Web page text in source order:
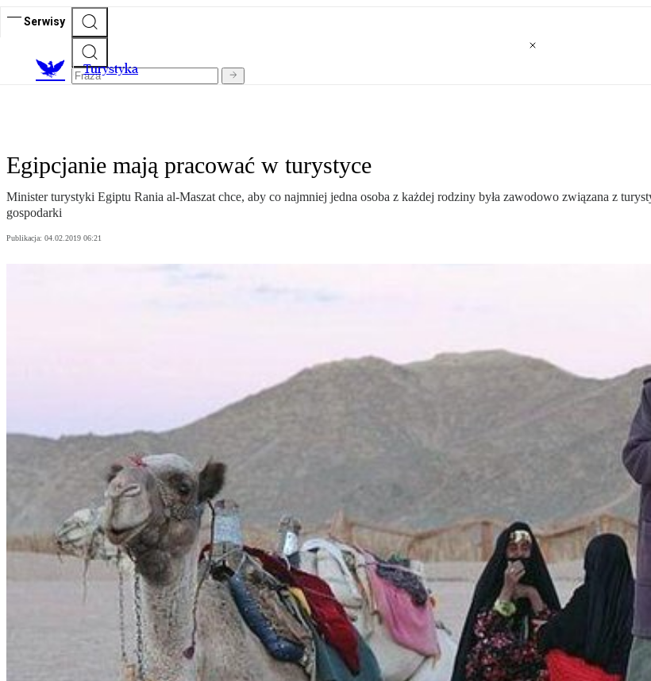
Serwisy
Turystyka
Egipcjanie mają pracować w turystyce
Minister turystyki Egiptu Rania al-Maszat chce, aby co najmniej jedna osoba z każdej rodziny była zawodowo związana z
gospodarki
Publikacja: 04.02.2019 06:21